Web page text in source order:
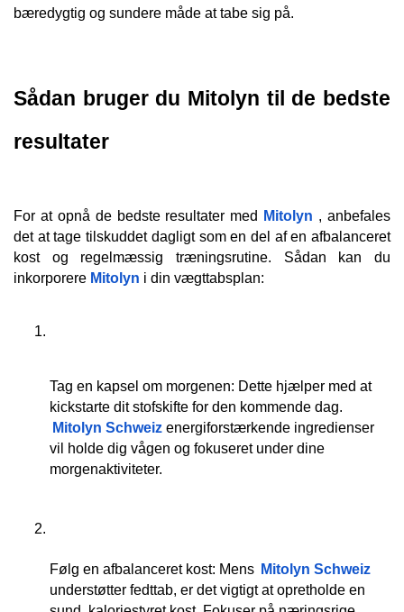
bæredygtig og sundere måde at tabe sig på.
Sådan bruger du Mitolyn til de bedste
resultater
For at opnå de bedste resultater med Mitolyn , anbefales
det at tage tilskuddet dagligt som en del af en afbalanceret
kost og regelmæssig træningsrutine. Sådan kan du
inkorporere Mitolyn i din vægttabsplan:
Tag en kapsel om morgenen: Dette hjælper med at
Mitolyn Schweiz energiforstærkende ingredienser
vil holde dig vågen og fokuseret under dine
morgenaktiviteter.
Følg en afbalanceret kost: Mens Mitolyn Schweiz
understøtter fedttab, er det vigtigt at opretholde en